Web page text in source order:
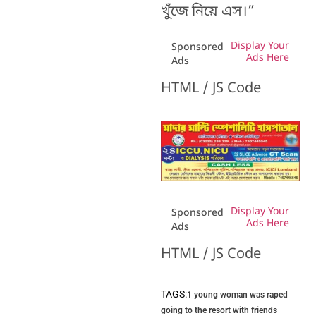
খুঁজে নিয়ে এস।”
Sponsored
Ads
Display Your
Ads Here
HTML / JS Code
Sponsored
Ads
Display Your
Ads Here
HTML / JS Code
TAGS:1 young woman was raped
going to the resort with friends